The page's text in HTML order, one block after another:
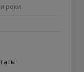
роки